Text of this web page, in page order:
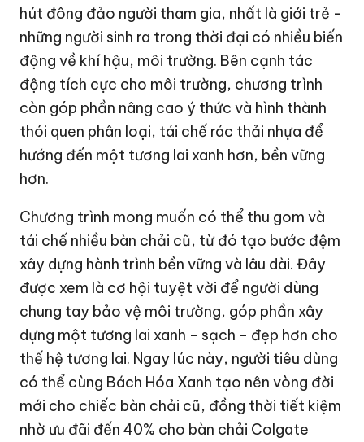
hút đông đảo người tham gia, nhất là giới trẻ -
những người sinh ra trong thời đại có nhiều biến
động về khí hậu, môi trường. Bên cạnh tác
động tích cực cho môi trường, chương trình
còn góp phần nâng cao ý thức và hình thành
thói quen phân loại, tái chế rác thải nhựa để
hướng đến một tương lai xanh hơn, bền vững
hơn.
Chương trình mong muốn có thể thu gom và
tái chế nhiều bàn chải cũ, từ đó tạo bước đệm
xây dựng hành trình bền vững và lâu dài. Đây
được xem là cơ hội tuyệt vời để người dùng
chung tay bảo vệ môi trường, góp phần xây
dựng một tương lai xanh - sạch - đẹp hơn cho
thế hệ tương lai. Ngay lúc này, người tiêu dùng
có thể cùng Bách Hóa Xanh tạo nên vòng đời
mới cho chiếc bàn chải cũ, đồng thời tiết kiệm
nhờ ưu đãi đến 40% cho bàn chải Colgate